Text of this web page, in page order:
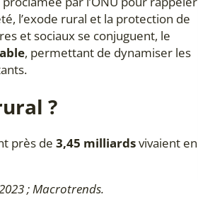
l’exode rural et la protection de
et sociaux se conjuguent, le
, permettant de dynamiser les
?
près de 3,45 milliardsvivaient en
; Macrotrends.